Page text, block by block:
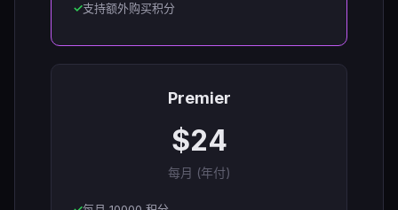
支持额外购买积分
Premier
$24
每月 (年付)